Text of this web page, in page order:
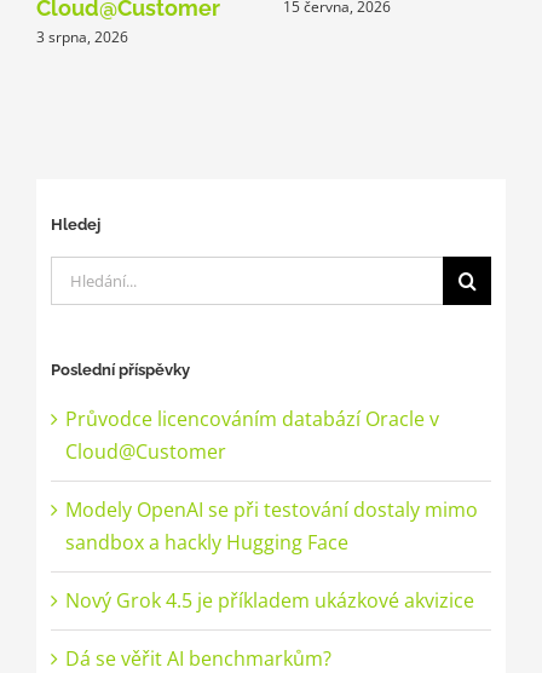
Cloud@Customer
3 srpna, 2026
15 června, 2026
Hledej
Hledat:
Poslední příspěvky
Průvodce licencováním databází Oracle v
Cloud@Customer
Modely OpenAI se při testování dostaly mimo
sandbox a hackly Hugging Face
Nový Grok 4.5 je příkladem ukázkové akvizice
Dá se věřit AI benchmarkům?